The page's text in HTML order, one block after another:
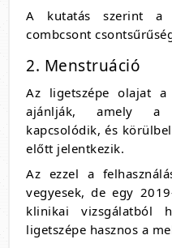
A kutatás szerint a
combcsont
2. Menstruáció
Az ligetszépe olajat
ajánlják, amely a
kapcsolódik, és
előtt jelentkezik.
Az ezzel a
vegyesek, de egy
klinikai vizsgálatból
ligetszépe hasznos a